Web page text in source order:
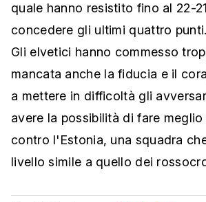
quale hanno resistito fino al 22-
concedere gli ultimi quattro punti.
Gli elvetici hanno commesso
mancata anche la fiducia e il
a mettere in difficoltà gli
avere la possibilità di fare
contro l'Estonia, una squadra
livello simile a quello dei